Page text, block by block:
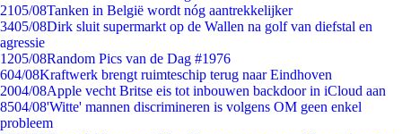
2105/08Tanken in België wordt nóg aantrekkelijker
3405/08Dirk sluit supermarkt op de Wallen na golf van diefstal en
agressie
1205/08Random Pics van de Dag #1976
604/08Kraftwerk brengt ruimteschip terug naar Eindhoven
2004/08Apple vecht Britse eis tot inbouwen backdoor in iCloud aan
8504/08'Witte' mannen discrimineren is volgens OM geen enkel
probleem